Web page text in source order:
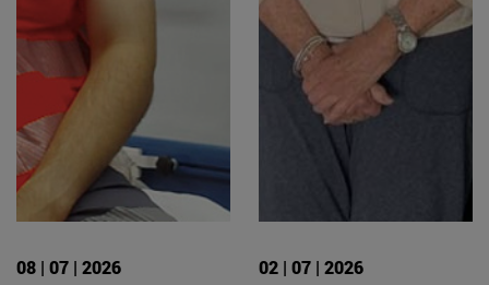
08 | 07 | 2026 02 | 07 | 2026